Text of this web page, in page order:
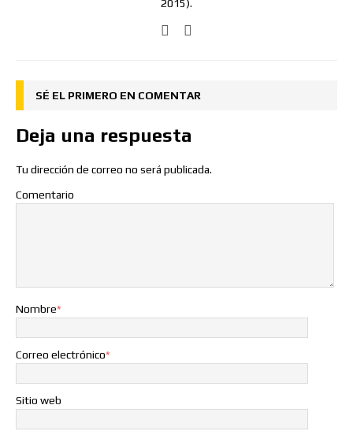
2015).
SÉ EL PRIMERO EN COMENTAR
Deja una respuesta
Tu dirección de correo no será publicada.
Comentario
Nombre*
Correo electrónico*
Sitio web